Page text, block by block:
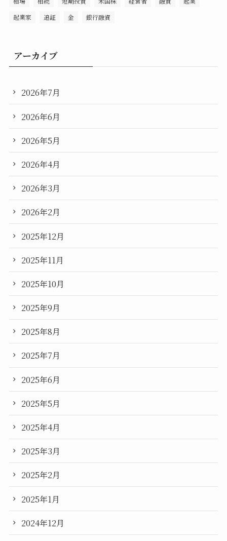
起業家
追証 金 銀行融資
アーカイブ
2026年7月
2026年6月
2026年5月
2026年4月
2026年3月
2026年2月
2025年12月
2025年11月
2025年10月
2025年9月
2025年8月
2025年7月
2025年6月
2025年5月
2025年4月
2025年3月
2025年2月
2025年1月
2024年12月